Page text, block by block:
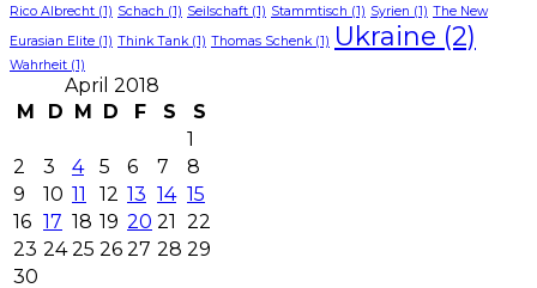
Rico Albrecht (1) Schach (1) Seilschaft (1) Stammtisch (1) Syrien (1) The New
Eurasian Elite (1) Think Tank(1) Thomas Schenk(1) Ukraine (2)
Wahrheit (1)
April 2018
M
D M D F S S
1
2
3 4 5 6 7
8
9
10 11 12 13 14 15
16 17 18 19 20 21 22
23 24 25 26 27 28 29
30